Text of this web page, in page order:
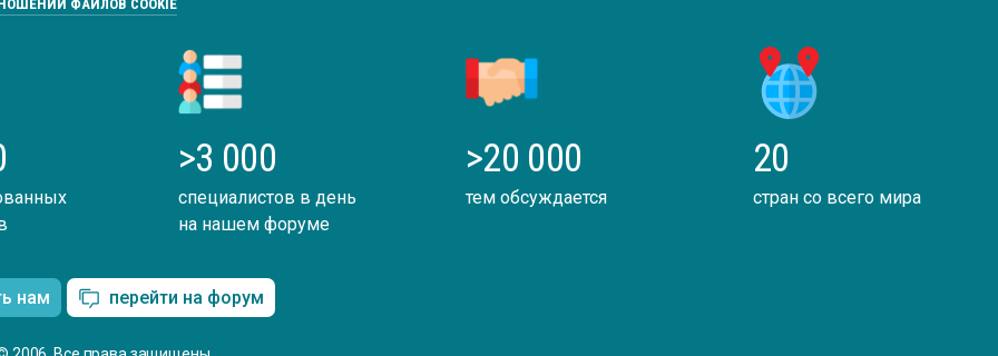
ФАЙЛОВ COOKIE
>3 000
специалистов в день
на нашем форуме
>20 000
тем обсуждается
20
стран со всего мира
нам перейти на форум